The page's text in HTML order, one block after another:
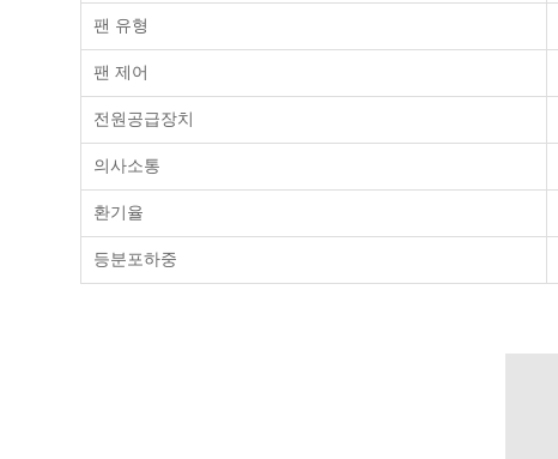
팬 유형
팬 제어
전원공급장치
의사소통
환기율
등분포하중